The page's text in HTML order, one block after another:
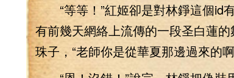
“等等！”紅姬卻是對林錚這個id
有前幾天網絡上流傳的一段圣白蓮
珠子，“老師你是從華夏那邊過來的